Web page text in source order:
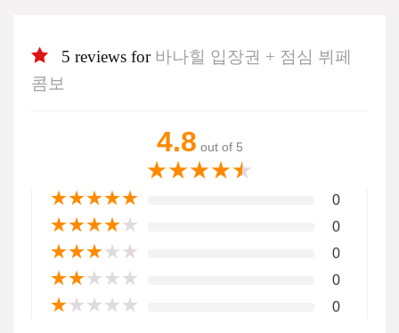
5 reviews for 바나힐 입장권 + 점심 뷔페
콤보
4.8 out of 5
★★★★★
★★★★★ 0
★★★★★ 0
★★★★★ 0
★★★★★ 0
★★★★★ 0